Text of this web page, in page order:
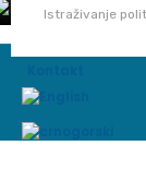
Istraživanje